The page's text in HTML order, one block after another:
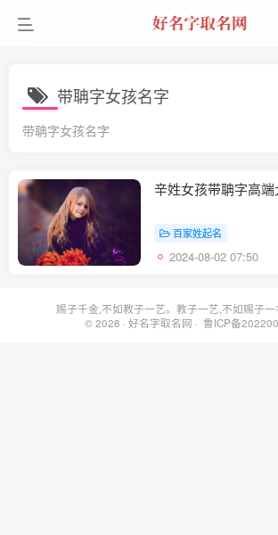
带聃字女孩名字
带聃字女孩名字
辛姓女孩带聃字高
百家姓起名
2024-08-02 07:50
赐子千金,不如教子一艺。教子一艺,不如赐子
© 2028 · 好名字取名网 · 鲁ICP备